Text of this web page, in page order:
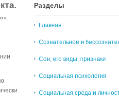
Разделы
Главная
Сознательное и
Сон, его виды, признаки
Социальная психология
Социальная среда и